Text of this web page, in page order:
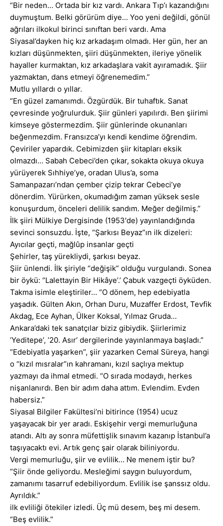
“Bir neden… Ortada bir kız vardı. Ankara Tıp’ı kazandığını
duymuştum. Belki görürüm diye… Yoo yeni değildi, gönül
ağrıları ilkokul birinci sınıftan beri vardı. Ama
Siyasal’dayken hiç kız arkadaşım olmadı. Her gün, her an
kızları düşünmekten, şiiri düşünmekten, ileriye yönelik
hayaller kurmaktan, kız arkadaşlara vakit ayıramadık. Şiir
yazmaktan, dans etmeyi öğrenemedim.”
Mutlu yıllardı o yıllar.
“En güzel zamanımdı. Özgürdük. Bir tuhaftık. Sanat
çevresinde yoğrulurduk. Şiir günleri yapılırdı. Ben şiirimi
kimseye göstermezdim. Şiir günlerinde okunanları
beğenmezdim. Fransızca’yı kendi kendime öğrendim.
Çeviriler yapardık. Cebimizden şiir kitapları eksik
olmazdı… Sabah Cebeci’den çıkar, sokakta okuya okuya
yürüyerek Sıhhiye’ye, oradan Ulus’a, soma
Samanpazarı’ndan çember çizip tekrar Cebeci’ye
dönerdim. Yürürken, okumadığım zaman yüksek sesle
konuşurdum, önceleri delilik sandım. Meğer değilmiş.”
İlk şiiri Mülkiye Dergisinde (1953′de) yayınlandığında
sevinci sonsuzdu. İşte, “Şarkısı Beyaz”ın ilk dizeleri:
Ayıcılar geçti, mağlûp insanlar geçti
Şehirler, taş yürekliydi, şarkısı beyaz.
Şiir ünlendi. İlk şiriyle “değişik” olduğu vurgulandı. Sonea
bir öykü: “Lalettayin Bir Hikâye’.’ Çabuk vazgeçti öyküden.
Takma isimle eleştiriler… “O dönem, hep edebiyatla
yaşadık. Gülten Akın, Orhan Duru, Muzaffer Erdost, Tevfik
Akdag, Ece Ayhan, Ülker Koksal, Yılmaz Gruda…
Ankara’daki tek sanatçılar biziz gibiydik. Şiirlerimiz
‘Yeditepe’, ’20. Asır’ dergilerinde yayınlanmaya başladı.”
“Edebiyatla yaşarken”, şiir yazarken Cemal Süreya, hangi
o “kızıl mısralar”ın kahramanı, kızıl saçlıya mektup
yazmayı da ihmal etmedi. “O sırada modaydı, herkes
nişanlanırdı. Ben bir adım daha attım. Evlendim. Evden
habersiz.”
Siyasal Bilgiler Fakültesi’ni bitirince (1954) ucuz
yaşayacak bir yer aradı. Eskişehir vergi memurluğuna
atandı. Altı ay sonra müfettişlik sınavım kazanıp İstanbul’a
taşıyacaktı evi. Artık genç şair olarak biliniyordu.
Vergi memurluğu, şiir ve evlilik… Ne menem iştir bu?
“Şiir önde geliyordu. Mesleğimi saygın buluyordum,
zamanımı tasarruf edebiliyordum. Evlilik ise şanssız oldu.
Ayrıldık.”
ilk evliliği ötekiler izledi. Üç mü desem, beş mi desem.
“Beş evlilik.”